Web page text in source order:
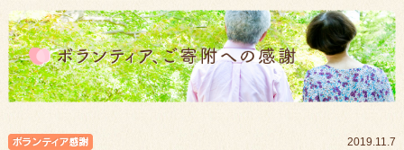
2019.11.7